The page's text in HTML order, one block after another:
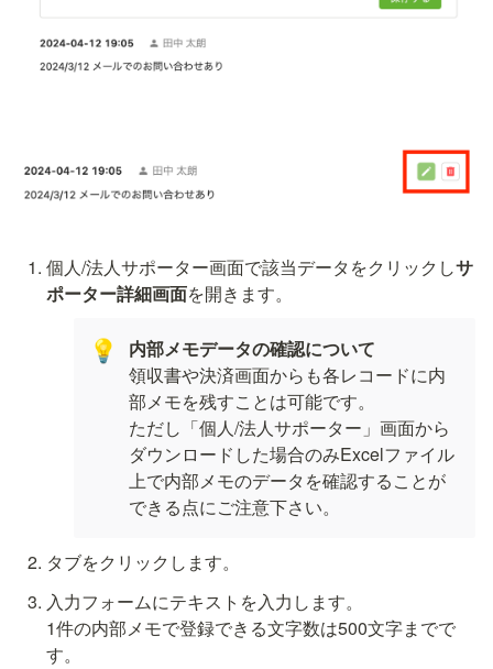
個人/法人サポーター画面で該当データをクリックしサ
ポーター詳細画面を開きます。
💡
領収書や決済画面からも各レコードに内
部メモを残すことは可能です。
ただし「個人/法人サポーター」画面から
ダウンロードした場合のみExcelファイル
上で内部メモのデータを確認することが
できる点にご注意下さい。
タブをクリックします。
入力フォームにテキストを入力します。
1件の内部メモで登録できる文字数は500文字までで
す。